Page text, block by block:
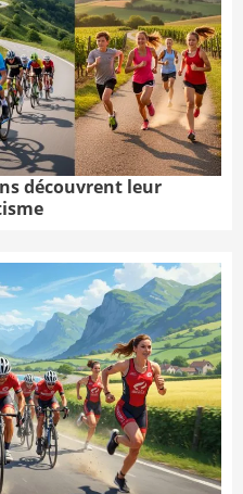
découvrent leur